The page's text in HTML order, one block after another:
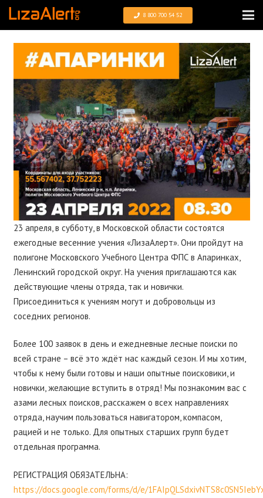
8 800 700 54 52
23 апреля, в субботу, в Московской области состоятся
ежегодные весенние учения «ЛизаАлерт». Они пройдут на
полигоне Московского Учебного Центра ФПС в Апаринках,
Ленинский городской округ. На учения приглашаются как
действующие члены отряда, так и новички.
Присоединиться к учениям могут и добровольцы из
соседних регионов.
Более 100 заявок в день и ежедневные лесные поиски по
всей стране – всё это ждёт нас каждый сезон. И мы хотим,
чтобы к нему были готовы и наши опытные поисковики, и
новички, желающие вступить в отряд! Мы познакомим вас с
азами лесных поисков, расскажем о всех направлениях
отряда, научим пользоваться навигатором, компасом,
рацией и не только. Для опытных старших групп будет
отдельная программа.
РЕГИСТРАЦИЯ ОБЯЗАТЕЛЬНА:
https://docs.google.com/forms/d/e/